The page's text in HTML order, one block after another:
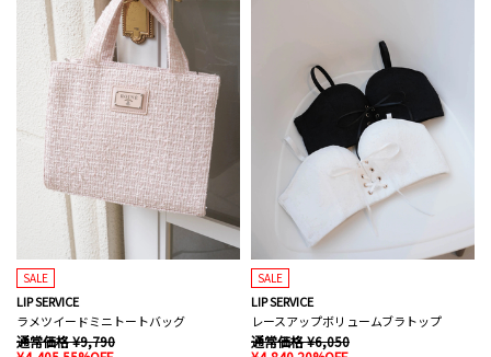
SALE
LIP SERVICE
ラメツイードミニトートバッグ
通常価格 ¥9,790
SALE
LIP SERVICE
レースアップボリュームブラトップ
通常価格 ¥6,050